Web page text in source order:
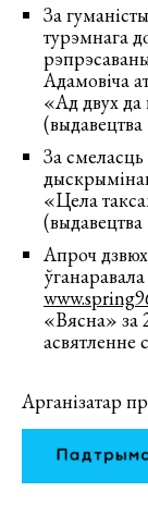
За
турэмнага
Адамовіча
«Ад двух
За
«Цела
Апроч
«Вясна» за
асвятленне
Арганізатар